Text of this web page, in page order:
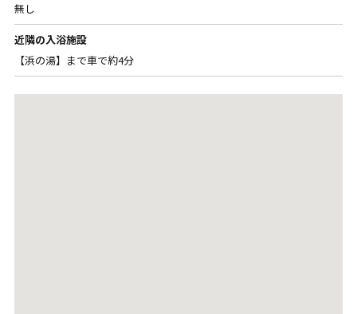
無し
近隣の入浴施設
【浜の湯】まで車で約4分